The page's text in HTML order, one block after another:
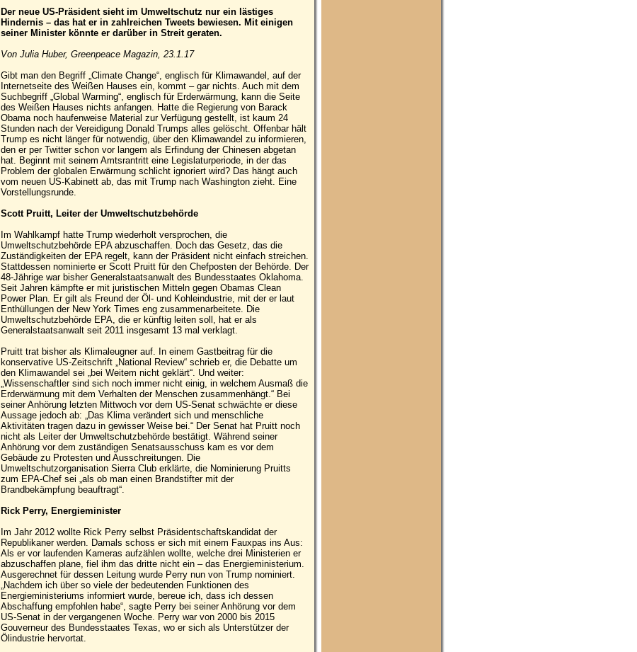
Der neue US-Präsident sieht im Umweltschutz nur ein lästiges
Hindernis – das hat er in zahlreichen Tweets bewiesen. Mit einigen
seiner Minister könnte er darüber in Streit geraten​.
Von Julia Huber, Greenpeace Magazin, 23.1.17
Gibt man den Begriff „Climate Change“, englisch für Klimawandel, auf der
Internetseite des Weißen Hauses ein, kommt – gar nichts. Auch mit dem
Suchbegriff „Global Warming“, englisch für Erderwärmung, kann die Seite
des Weißen Hauses nichts anfangen. Hatte die Regierung von Barack
Obama noch haufenweise Material zur Verfügung gestellt, ist kaum 24
Stunden nach der Vereidigung Donald Trumps alles gelöscht. Offenbar hält
Trump es nicht länger für notwendig, über den Klimawandel zu informieren,
den er per Twitter schon vor langem als Erfindung der Chinesen abgetan
hat. Beginnt mit seinem Amtsrantritt eine Legislaturperiode, in der das
Problem der globalen Erwärmung schlicht ignoriert wird? Das hängt auch
vom neuen US-Kabinett ab, das mit Trump nach Washington zieht. Eine
Vorstellungsrunde.
Scott Pruitt, Leiter der Umweltschutzbehörde
Im Wahlkampf hatte Trump wiederholt versprochen, die
Umweltschutzbehörde EPA abzuschaffen. Doch das Gesetz, das die
Zuständigkeiten der EPA regelt, kann der Präsident nicht einfach streichen.
Stattdessen nominierte er Scott Pruitt für den Chefposten der Behörde. Der
48-Jährige war bisher Generalstaatsanwalt des Bundesstaates Oklahoma.
Seit Jahren kämpfte er mit juristischen Mitteln gegen Obamas Clean
Power Plan. Er gilt als Freund der Öl- und Kohleindustrie, mit der er laut
Enthüllungen der New York Times eng zusammenarbeitete. Die
Umweltschutzbehörde EPA, die er künftig leiten soll, hat er als
Generalstaatsanwalt seit 2011 insgesamt 13 mal verklagt.
Pruitt trat bisher als Klimaleugner auf. In einem Gastbeitrag für die
konservative US-Zeitschrift „National Review“ schrieb er, die Debatte um
den Klimawandel sei „bei Weitem nicht geklärt“. Und weiter:
„Wissenschaftler sind sich noch immer nicht einig, in welchem Ausmaß die
Erderwärmung mit dem Verhalten der Menschen zusammenhängt.“ Bei
seiner Anhörung letzten Mittwoch vor dem US-Senat schwächte er diese
Aussage jedoch ab: „Das Klima verändert sich und menschliche
Aktivitäten tragen dazu in gewisser Weise bei.“ Der Senat hat Pruitt noch
nicht als Leiter der Umweltschutzbehörde bestätigt. Während seiner
Anhörung vor dem zuständigen Senatsausschuss kam es vor dem
Gebäude zu Protesten und Ausschreitungen. Die
Umweltschutzorganisation Sierra Club erklärte, die Nominierung Pruitts
zum EPA-Chef sei „als ob man einen Brandstifter mit der
Brandbekämpfung beauftragt“.
Rick Perry, Energieminister
Im Jahr 2012 wollte Rick Perry selbst Präsidentschaftskandidat der
Republikaner werden. Damals schoss er sich mit einem Fauxpas ins Aus:
Als er vor laufenden Kameras aufzählen wollte, welche drei Ministerien er
abzuschaffen plane, fiel ihm das dritte nicht ein – das Energieministerium.
Ausgerechnet für dessen Leitung wurde Perry nun von Trump nominiert.
„Nachdem ich über so viele der bedeutenden Funktionen des
Energieministeriums informiert wurde, bereue ich, dass ich dessen
Abschaffung empfohlen habe“, sagte Perry bei seiner Anhörung vor dem
US-Senat in der vergangenen Woche. Perry war von 2000 bis 2015
Gouverneur des Bundesstaates Texas, wo er sich als Unterstützer der
Ölindustrie hervortat.